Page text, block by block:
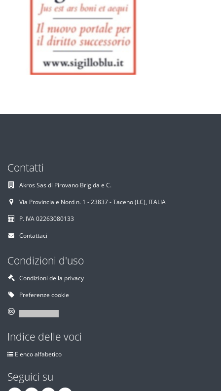
Contatti
Akros Sas di Pirovano Brigida e C.
Via Provinciale Nord n. 1 - 23837 - Taceno (LC), ITALIA
P. IVA 02263080133
Contattaci
Condizioni d'uso
Condizioni della privacy
Preferenze cookie
Indice delle voci
Elenco alfabetico
Seguici su